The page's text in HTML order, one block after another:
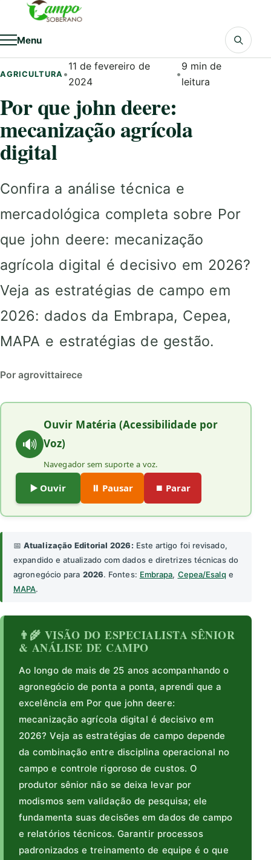
Pular para o conteúdo
Menu
AGRICULTURA •
11 de fevereiro de
2024
•
9 min de
leitura
Por que john deere:
mecanização agrícola
digital
Confira a análise técnica e
mercadológica completa sobre Por
que john deere: mecanização
agrícola digital é decisivo em 2026?
Veja as estratégias de campo em
2026: dados da Embrapa, Cepea,
MAPA e estratégias de gestão.
Por agrovittairece
🔊
Ouvir Matéria (Acessibilidade por
Voz)
Navegador sem suporte a voz.
▶️ Ouvir ⏸️ Pausar ⏹️ Parar
📅Atualização Editorial 2026: Este artigo foi revisado,
expandido e atualizado com dados e diretrizes técnicas do
agronegócio para 2026. Fontes: Embrapa, Cepea/Esalq e
MAPA.
👨‍🌾 VISÃO DO ESPECIALISTA SÊNIOR
& ANÁLISE DE CAMPO
Ao longo de mais de 25 anos acompanhando o
agronegócio de ponta a ponta, aprendi que a
excelência em Por que john deere:
mecanização agrícola digital é decisivo em
2026? Veja as estratégias de campo depende
da combinação entre disciplina operacional no
campo e controle rigoroso de custos. O
produtor sênior não se deixa levar por
modismos sem validação de pesquisa; ele
fundamenta suas decisões em dados de campo
e relatórios técnicos. Garantir processos
padronizados e treinamento de equipe é o que